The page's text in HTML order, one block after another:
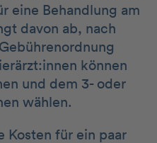
eine Behandlung am
davon ab, nach
können
und dem 3- oder
wählen.
Kosten für ein paar